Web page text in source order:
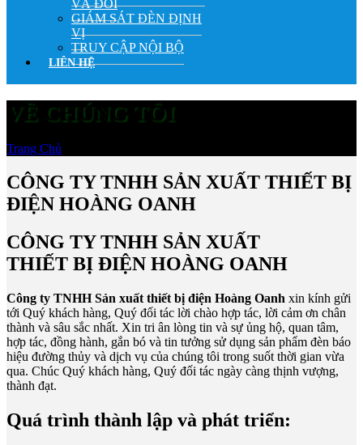
VÀ ĐỔI
GIÁM SÁT ĐÈN ĐỊNH
VỊ
TRUY CẬP NỘI BỘ
LIÊN HỆ
VỀ CHÚNG TÔI
Trang Chủ
CÔNG TY TNHH SẢN XUẤT THIẾT BỊ
ĐIỆN HOÀNG OANH
CÔNG TY TNHH SẢN XUẤT
THIẾT BỊ ĐIỆN HOÀNG OANH
Công ty TNHH Sản xuất thiết bị điện Hoàng Oanh xin kính gửi
tới Quý khách hàng, Quý đối tác lời chào hợp tác, lời cảm ơn chân
thành và sâu sắc nhất. Xin tri ân lòng tin và sự ủng hộ, quan tâm,
hợp tác, đồng hành, gắn bó và tin tưởng sử dụng sản phẩm đèn báo
hiệu đường thủy và dịch vụ của chúng tôi trong suốt thời gian vừa
qua. Chúc Quý khách hàng, Quý đối tác ngày càng thịnh vượng,
thành đạt.
Quá trình thành lập và phát triển: